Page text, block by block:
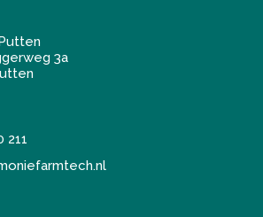
3a
211